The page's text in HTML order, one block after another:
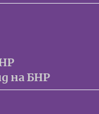
на БНР